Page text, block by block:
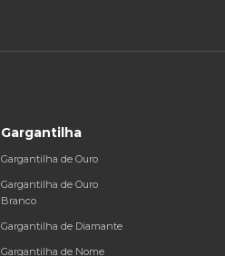
Gargantilha
Gargantilha de Ouro
Gargantilha de Ouro
Branco
Gargantilha de Diamante
Gargantilha de Nome